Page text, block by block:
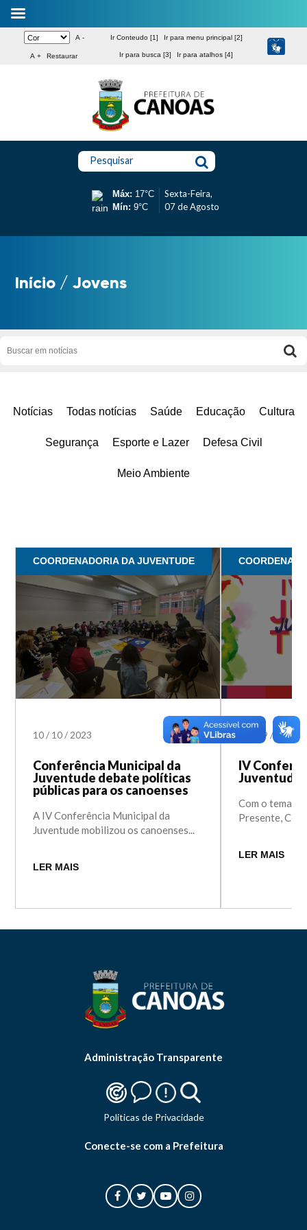
A -
A + Restaurar
Ir Conteudo [1] Ir para menu principal [2]
Ir para busca [3] Ir para atalhos [4]
Pesquisar
Máx: 17°C
Mín: 9°C
Sexta-Feira,
07 de Agosto
Início / Jovens
Notícias Todas notícias Saúde Educação Cultura
Segurança Esporte e Lazer Defesa Civil
Meio Ambiente
COORDENADORIA DA JUVENTUDE
10 / 10 /2023
Conferência Municipal da
Juventude debate políticas
públicas para os canoenses
A IV Conferência Municipal da
Juventude mobilizou os canoenses...
LER MAIS
09 / 2023
IV
Juventude
Com o tema
Presente,
LER MAIS
Administração Transparente
Politicas de Privacidade
Conecte-se com a Prefeitura